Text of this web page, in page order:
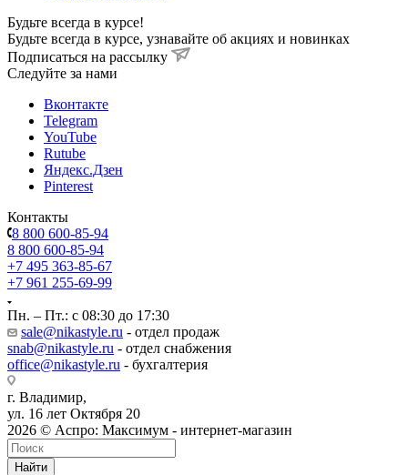
Будьте всегда в курсе!
Будьте всегда в курсе, узнавайте об акциях и новинках
Подписаться на рассылку
Cледуйте за нами
Вконтакте
Telegram
YouTube
Rutube
Яндекс.Дзен
Pinterest
Контакты
8 800 600-85-94
8 800 600-85-94
+7 495 363-85-67
+7 961 255-69-99
Пн. – Пт.: с 08:30 до 17:30
sale@nikastyle.ru - отдел продаж
snab@nikastyle.ru - отдел снабжения
office@nikastyle.ru - бухгалтерия
г. Владимир,
ул. 16 лет Октября 20
2026 © Аспро: Максимум - интернет-магазин
Найти